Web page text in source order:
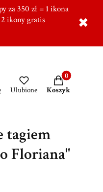
za 350 zł = 1 ikona
ikony gratis
Ponad 5000
do naszej grupy! ✖
Ulubione
Produkty w
Koszyk
tagiem
Floriana"